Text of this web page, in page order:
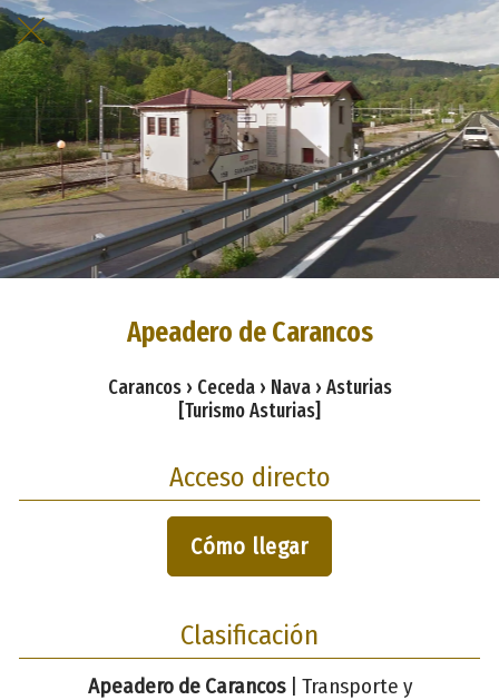
Apeadero de Carancos
Carancos › Ceceda › Nava › Asturias
[Turismo Asturias]
Acceso directo
Cómo llegar
Clasificación
Apeadero de Carancos| Transporte y